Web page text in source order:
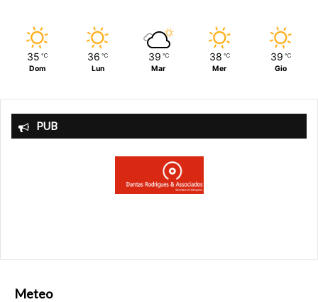
35 ℃
Dom
36 ℃
Lun
39 ℃
Mar
38 ℃
Mer
39 ℃
Gio
PUB
Meteo